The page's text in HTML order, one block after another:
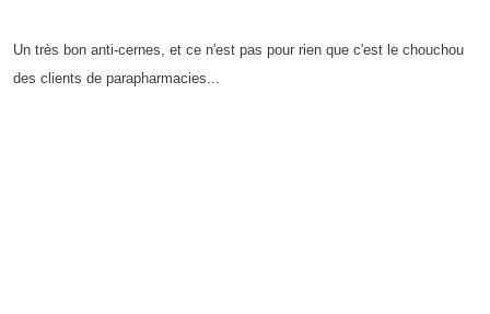
Un très bon anti-cernes, et ce n'est pas pour rien que c'est le chouchou
des clients de parapharmacies...